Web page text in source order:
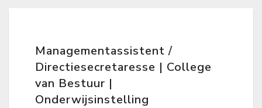
Managementassistent /
Directiesecretaresse | College
van Bestuur |
Onderwijsinstelling